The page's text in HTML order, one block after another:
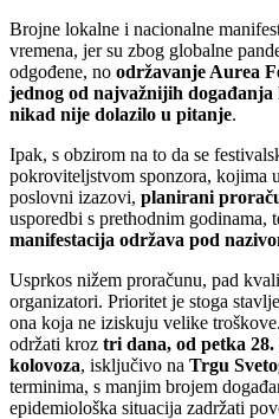
Brojne lokalne i nacionalne
vremena, jer su zbog globalne
odgođene, no održavanje Aurea
jednog od najvažnijih
nikad nije dolazilo u pitanje.
Ipak, s obzirom na to da se
pokroviteljstvom sponzora, kojima
poslovni izazovi, planirani
usporedbi s prethodnim godinama,
manifestacija održava pod
Usprkos nižem proračunu, pad
organizatori. Prioritet je stoga
ona koja ne iziskuju velike
održati kroz tri dana, od petka
kolovoza, isključivo na Trgu
terminima, s manjim brojem
epidemiološka situacija zadržati